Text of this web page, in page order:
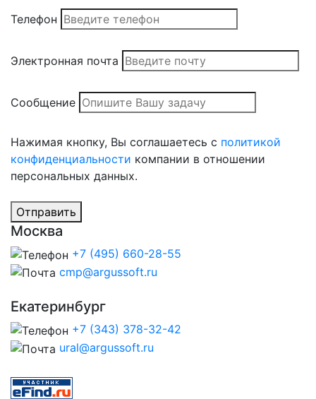
Телефон
Электронная почта
Сообщение
Нажимая кнопку, Вы соглашаетесь с политикой
конфиденциальности компании в отношении
персональных данных.
Отправить
Москва
+7 (495) 660-28-55
cmp@argussoft.ru
Екатеринбург
+7 (343) 378-32-42
ural@argussoft.ru